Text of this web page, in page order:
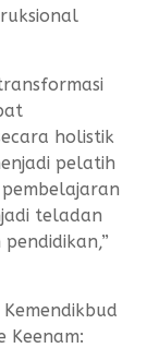
holistik
pelatih
teladan
Keenam: